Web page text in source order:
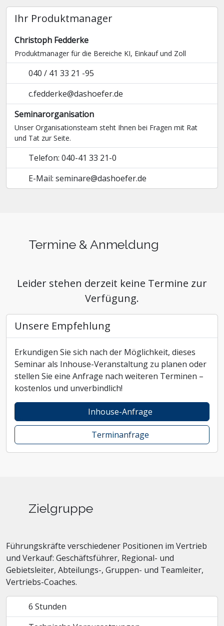
Ihr Produktmanager
Christoph Fedderke
Produktmanager für die Bereiche KI, Einkauf und Zoll
040 / 41 33 21 -95
c.fedderke@dashoefer.de
Seminarorganisation
Unser Organisationsteam steht Ihnen bei Fragen mit Rat
und Tat zur Seite.
Telefon: 040-41 33 21-0
E-Mail: seminare@dashoefer.de
Termine & Anmeldung
Leider stehen derzeit keine Termine zur
Verfügung.
Unsere Empfehlung
Erkundigen Sie sich nach der Möglichkeit, dieses
Seminar als Inhouse-Veranstaltung zu planen oder
stellen Sie eine Anfrage nach weiteren Terminen –
kostenlos und unverbindlich!
Inhouse-Anfrage
Terminanfrage
Zielgruppe
Führungskräfte verschiedener Positionen im Vertrieb
und Verkauf: Geschäftsführer, Regional- und
Gebietsleiter, Abteilungs-, Gruppen- und Teamleiter,
Vertriebs-Coaches.
6 Stunden